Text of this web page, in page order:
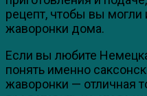
рецепт, чтобы вы
жаворонки дома.
Если вы любите
понять именно
жаворонки — отличная